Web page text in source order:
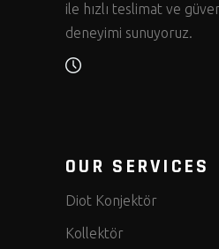
ile hızlı teslimat ve
deneyimi sunuyoruz.
OUR SERVICES
Diot Konjektör
Kollektör